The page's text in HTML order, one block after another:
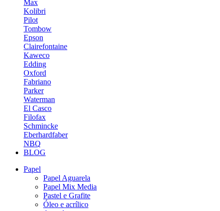
Max
Kolibri
Pilot
Tombow
Epson
Clairefontaine
Kaweco
Edding
Oxford
Fabriano
Parker
Waterman
El Casco
Filofax
Schmincke
Eberhardfaber
NBQ
BLOG
Papel
Papel Aguarela
Papel Mix Media
Pastel e Grafite
Óleo e acrílico